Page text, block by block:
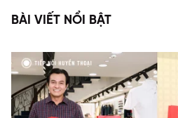
BÀI VIẾT NỔI BẬT